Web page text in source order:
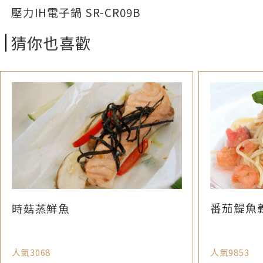
壓力IH電子鍋 SR-CR09B
猜你也喜歡
時菇蒸鮮魚
人氣3068
番茄鯷魚
人氣9853